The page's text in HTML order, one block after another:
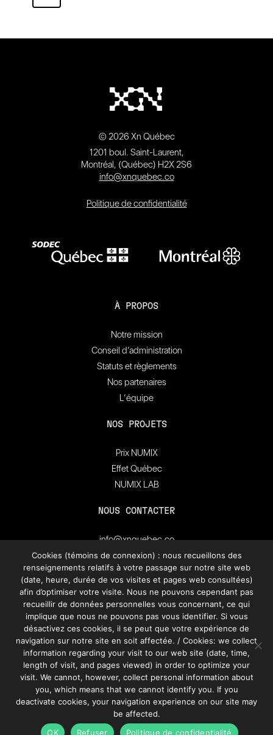
© 2026 Xn Québec
1201 boul. Saint-Laurent,
Montréal, (Québec) H2X 2S6
info@xnquebec.co
Politique de confidentialité
À PROPOS
Notre mission
Conseil d’administration
Statuts et règlements
Nos partenaires
L’équipe
NOS PROJETS
Prix NUMIX
Effet Québec
NUMIX LAB
NOUS CONTACTER
info@xnquebec.co
Salle de presse
FAQ
Inscrivez-vous à
l'infolettre de XN Québec.
S’INSCRIRE
Cookies (témoins de connexion) : nous recueillons des
renseignements relatifs à votre passage sur notre site web
(date, heure, durée de vos visites et pages web consultées)
afin d’optimiser votre visite. Nous ne pouvons cependant pas
recueillir de données personnelles vous concernant, ce qui
implique que nous ne pouvons pas vous identifier. Si vous
désactivez ces cookies, il se peut que votre expérience de
navigation sur notre site en soit affectée. / Cookies: we collect
information regarding your visit to our web site (date, time,
length of visit, and pages viewed) in order to optimize your
visit. We cannot, however, collect personal information about
you, which means that we cannot identify you. If you
deactivate cookies, your navigation experience on our site may
be affected.
OK
Refuser Politique de confidentialité